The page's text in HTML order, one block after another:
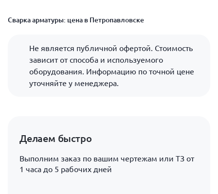
Сварка арматуры: цена в Петропавловске
Не является публичной офертой. Стоимость
зависит от способа и используемого
оборудования. Информацию по точной цене
уточняйте у менеджера.
Делаем быстро
Выполним заказ по вашим чертежам или ТЗ от
1 часа до 5 рабочих дней